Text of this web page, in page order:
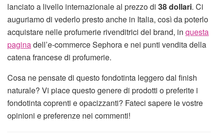
lanciato a livello internazionale al prezzo di 38 dollari. Ci
auguriamo di vederlo presto anche in Italia, così da poterlo
acquistare nelle profumerie rivenditrici del brand, in questa
paginadell’e-commerce Sephora e nei punti vendita della
catena francese di profumerie.
Cosa ne pensate di questo fondotinta leggero dal finish
naturale? Vi piace questo genere di prodotti o preferite i
fondotinta coprenti e opacizzanti? Fateci sapere le vostre
opinioni e preferenze nei commenti!